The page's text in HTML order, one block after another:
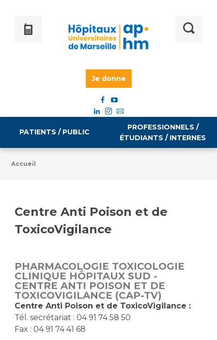
Je donne
PATIENTS / PUBLIC
Tarifs
Vous accompagnez, vous rendez visite à un patient
à réaliser
Vous avez une analyse à réaliser
Vous venez en consultation
myaphm, votre espace santé en ligne
Infos COVID-19
PROFESSIONNELS /
ÉTUDIANTS / INTERNES
Emploi / formation
Emplois médicaux
Espace Formation
Étudiants hospitaliers
Emplois techniques et médico-techniques
Emplois divers
Emplois socio-éducatifs
Accueil
Centre Anti Poison et de
ToxicoVigilance
PHARMACOLOGIE TOXICOLOGIE
CLINIQUE HÔPITAUX SUD -
CENTRE ANTI POISON ET DE
TOXICOVIGILANCE (CAP-TV)
Centre Anti Poison et de ToxicoVigilance :
Tél. secrétariat : 04 91 74 58 50
Fax : 04 91 74 41 68